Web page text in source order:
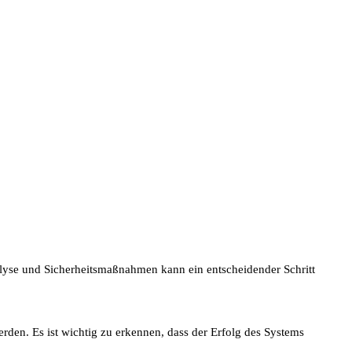
und Sicherheitsmaßnahmen kann ein entscheidender Schritt
Es ist wichtig zu erkennen, dass der Erfolg des Systems